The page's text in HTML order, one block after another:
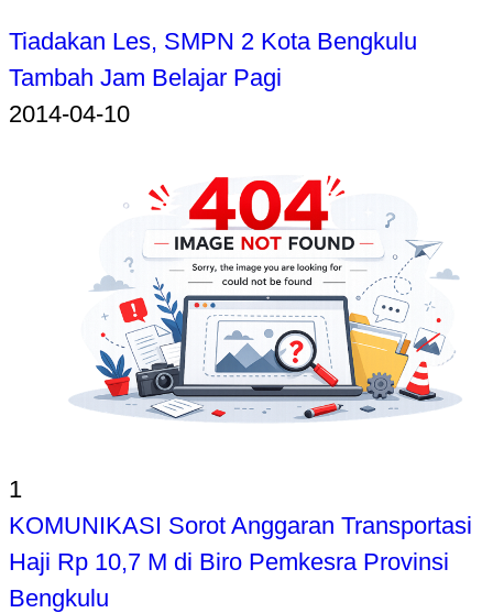
Tiadakan Les, SMPN 2 Kota Bengkulu
Tambah Jam Belajar Pagi
2014-04-10
1
KOMUNIKASI Sorot Anggaran Transportasi
Haji Rp 10,7 M di Biro Pemkesra Provinsi
Bengkulu